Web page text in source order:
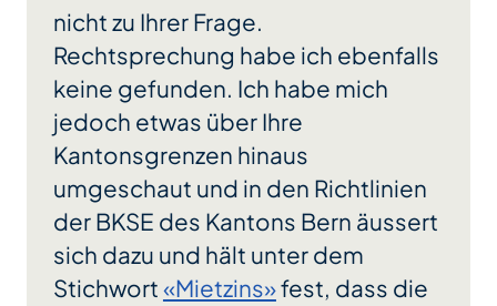
nicht zu Ihrer Frage.
Rechtsprechung habe ich ebenfalls
keine gefunden. Ich habe mich
jedoch etwas über Ihre
Kantonsgrenzen hinaus
umgeschaut und in den Richtlinien
der BKSE des Kantons Bern äussert
sich dazu und hält unter dem
Stichwort«Mietzins»fest, dass die